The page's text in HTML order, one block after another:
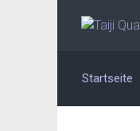
Zum Hauptinhalt
Startseite